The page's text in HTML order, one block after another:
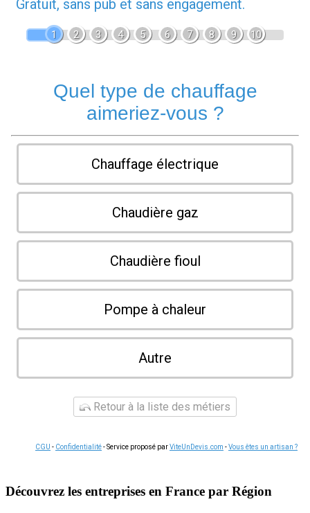
Gratuit, sans pub et sans engagement.
1 2 3 4 5 6 7 8 9 10
Quel type de chauffage
aimeriez-vous ?
Chauffage électrique
Chaudière gaz
Chaudière fioul
Pompe à chaleur
Autre
Retour à la liste des métiers
CGU - Confidentialité- Service proposé parViteUnDevis.com -Vous êtes un artisan ?
Découvrez les entreprises en France par Région